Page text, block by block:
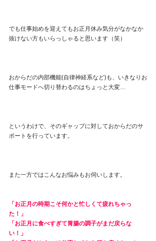
でも仕事始めを迎えてもお正月休み気分がなかなか
抜けない方もいらっしゃると思います（笑）
おからだの内部機能(自律神経系など)も、いきなりお
仕事モードへ切り替わるのはちょっと大変…
というわけで、そのギャップに対しておからだのサ
ポートを行っています。
また一方ではこんなお悩みもお伺いします。
「お正月の時期こそ何かと忙しくて疲れちゃっ
た！」
「お正月に食べすぎて胃腸の調子がまだ戻らな
い！」